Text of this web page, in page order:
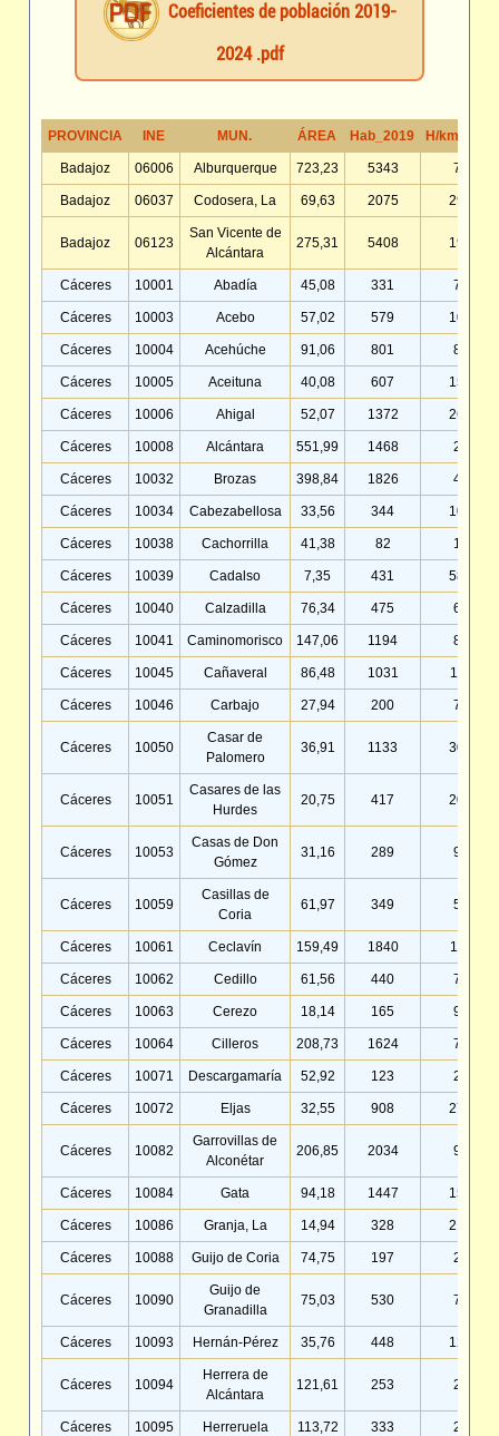
Coeficientes de población 2019-
2024 .pdf
PROVINCIA INE MUN. ÁREA Hab_2019 H/
Badajoz 06006 Alburquerque 723,23 5343 7,39
Badajoz 06037 Codosera, La 69,63 2075 29,80
Badajoz 06123
San Vicente de
Alcántara
275,31 5408 19,64
Cáceres 10001 Abadía 45,08 331 7,34
Cáceres 10003 Acebo 57,02 579 10,15
Cáceres 10004 Acehúche 91,06 801 8,80
Cáceres 10005 Aceituna 40,08 607 15,15
Cáceres 10006 Ahigal 52,07 1372 26,35
Cáceres 10008 Alcántara 551,99 1468 2,66
Cáceres 10032 Brozas 398,84 1826 4,58
Cáceres 10034 Cabezabellosa 33,56 344 10,25
Cáceres 10038 Cachorrilla 41,38 82 1,98
Cáceres 10039 Cadalso 7,35 431 58,61
Cáceres 10040 Calzadilla 76,34 475 6,22
Cáceres 10041 Caminomorisco 147,06 1194 8,12
Cáceres 10045 Cañaveral 86,48 1031 11,92
Cáceres 10046 Carbajo 27,94 200 7,16
Cáceres 10050
Casar de
Palomero
36,91 1133 30,69
Cáceres 10051
Casares de las
Hurdes
20,75 417 20,10
Cáceres 10053
Casas de Don
Gómez
31,16 289 9,28
Cáceres 10059
Casillas de
Coria
61,97 349 5,63
Cáceres 10061 Ceclavín 159,49 1840 11,54
Cáceres 10062 Cedillo 61,56 440 7,15
Cáceres 10063 Cerezo 18,14 165 9,10
Cáceres 10064 Cilleros 208,73 1624 7,78
Cáceres 10071 Descargamaría 52,92 123 2,32
Cáceres 10072 Eljas 32,55 908 27,90
Cáceres 10082
Garrovillas de
Alconétar
206,85 2034 9,83
Cáceres 10084 Gata 94,18 1447 15,36
Cáceres 10086 Granja, La 14,94 328 21,95
Cáceres 10088 Guijo de Coria 74,75 197 2,64
Cáceres 10090
Guijo de
Granadilla
75,03 530 7,06
Cáceres 10093 Hernán-Pérez 35,76 448 12,53
Cáceres 10094
Herrera de
Alcántara
121,61 253 2,08
Cáceres 10095 Herreruela 113,72 333 2,93